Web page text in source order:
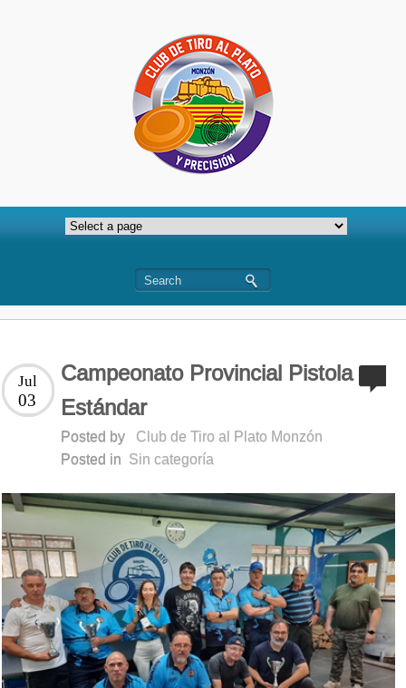
Campeonato Provincial Pistola
Estándar
Jul
03
Posted by
Club de Tiro al Plato Monzón
Posted in Sin categoría